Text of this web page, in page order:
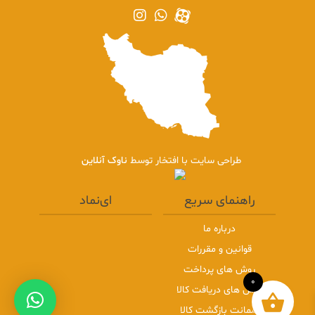
طراحی سایت با افتخار توسط ناوک آنلاین
راهنمای سریع
درباره ما
قوانین و مقررات
روش های پرداخت
روش های دریافت کالا
ضمانت بازگشت کالا
ای‌نماد
0